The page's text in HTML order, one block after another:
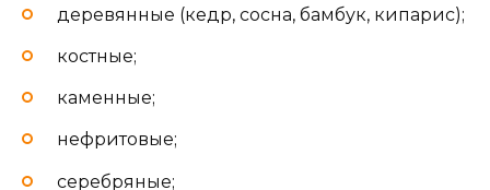
деревянные (кедр, сосна, бамбук, кипарис);
костные;
каменные;
нефритовые;
серебряные;